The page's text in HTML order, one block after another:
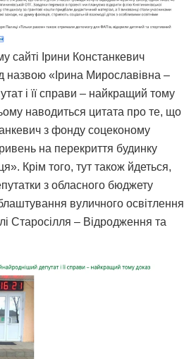
сайті Ірини Констанкевич
назвою «Ірина Мирославівна –
і її справи – найкращий тому
наводиться цитата про те, що
з фонду соцеконому
на перекриття будинку
Крім того, тут також йдеться,
з обласного бюджету
вуличного освітлення
Старосілля – Відродження та